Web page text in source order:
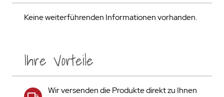
Ihre Vorteile
Wir versenden die Produkte direkt zu Ihnen
Keine weiterführenden Informationen vorhanden.